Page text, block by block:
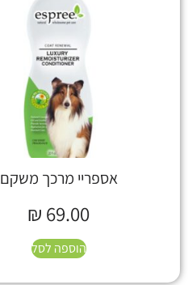
אספריי מרכך משקם
₪ 69.00
הוספה לסל